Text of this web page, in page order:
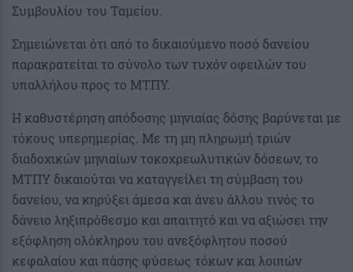
Συμβουλίου του Ταμείου.
Σημειώνεται ότι από το δικαιούμενο ποσό δανείου
παρακρατείται το σύνολο των τυχόν οφειλών του
υπαλλήλου προς το ΜΤΠΥ.
Η καθυστέρηση απόδοσης μηνιαίας δόσης βαρύνεται με
τόκους υπερημερίας. Με τη μη πληρωμή τριών
διαδοχικών μηνιαίων τοκοχρεωλυτικών δόσεων, το
ΜΤΠΥ δικαιούται να καταγγείλει τη σύμβαση του
δανείου, να κηρύξει άμεσα και άνευ άλλου τινός το
δάνειο ληξιπρόθεσμο και απαιτητό και να αξιώσει την
εξόφληση ολόκληρου του ανεξόφλητου ποσού
κεφαλαίου και πάσης φύσεως τόκων και λοιπών